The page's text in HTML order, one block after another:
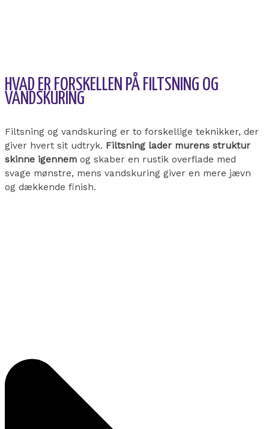
HVAD ER FORSKELLEN PÅ FILTSNING OG
VANDSKURING
Filtsning og vandskuring er to forskellige teknikker, der
giver hvert sit udtryk. Filtsning lader murens struktur
skinne igennem og skaber en rustik overflade med
svage mønstre, mens vandskuring giver en mere jævn
og dækkende finish.